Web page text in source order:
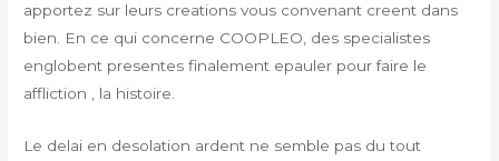
apportez sur leurs creations vous convenant creent dans
bien. En ce qui concerne COOPLEO, des specialistes
englobent presentes finalement epauler pour faire le
affliction , la histoire.
Le delai en desolation ardent ne semble pas du tout